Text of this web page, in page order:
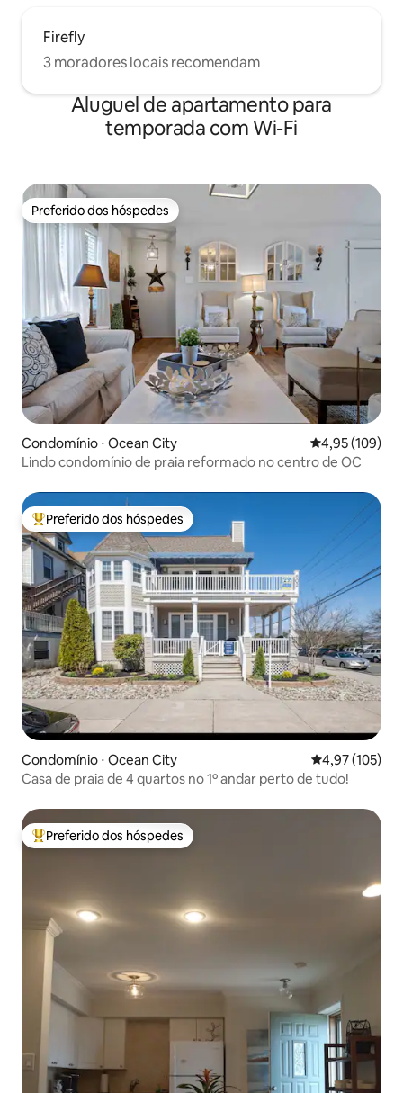
Firefly
3 moradores locais recomendam
Aluguel de apartamento para
temporada com Wi-Fi
Preferido dos hóspedes
Preferido dos hóspedes
Condomínio ⋅ Ocean City 4,95 de uma
4,95 (109)
Lindo condomínio de praia reformado no centro de OC
Entre os melhores preferidos dos hóspedes
Preferido dos hóspedes
Condomínio ⋅ Ocean City 4,97 de uma
4,97 (105)
Casa de praia de 4 quartos no 1º andar perto de tudo!
Entre os melhores preferidos dos hóspedes
Preferido dos hóspedes